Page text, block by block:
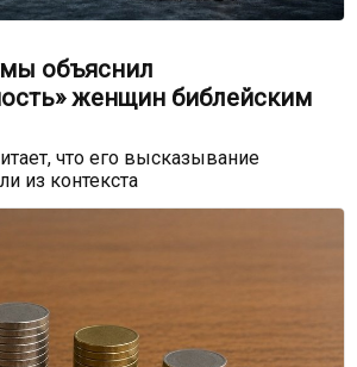
объяснил
женщин библейским
что его высказывание
из контекста